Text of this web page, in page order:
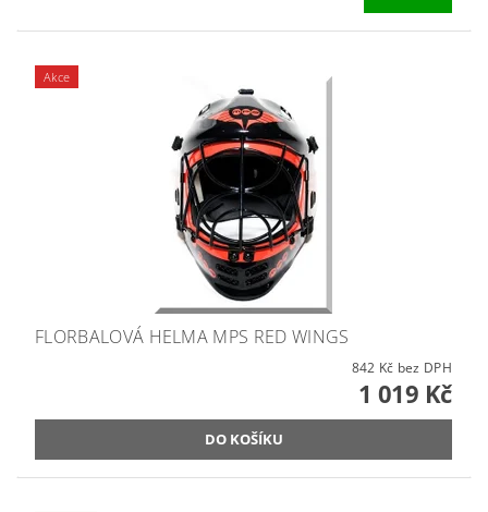
Akce
FLORBALOVÁ HELMA MPS RED WINGS
842 Kč bez DPH
1 019 Kč